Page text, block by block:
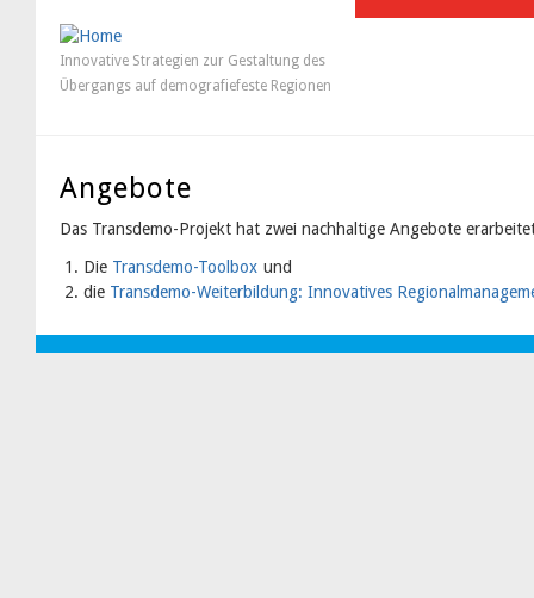
Innovative Strategien zur Gestaltung des
Übergangs auf demografiefeste Regionen
Angebote
Das Transdemo-Projekt hat zwei nachhaltige Angebote
Die Transdemo-Toolbox und
die Transdemo-Weiterbildung: Innovatives